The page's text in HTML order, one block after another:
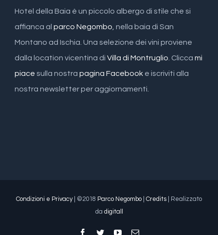
Hotel della Baia è un piccolo albergo di stile che si
affianca al parco Negombo , nella baia di San
Montano ad Ischia. Una selezione dei vini proviene
dalla location vicentina di Villa di Montruglio . Clicca mi
piace sulla nostra pagina Facebook e iscriviti alla
nostra newsletter per aggiornamenti.
Condizioni e Privacy| ©2018 Parco Negombo Credits | Realizzato
da digitall
Facebook
TwitterYouTubeEmail